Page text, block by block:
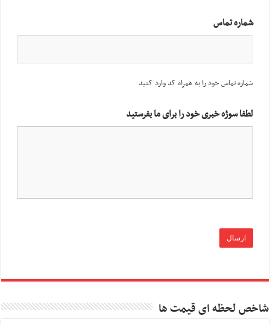
شماره تماس
شماره تماس خود را به همراه کد وارد کنید
لطفا سوژه خبری خود را برای ما بفرستید
شاخص لحظه ای قیمت ها